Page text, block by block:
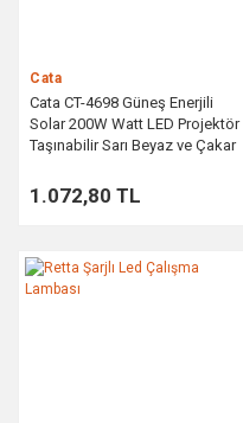
Cata
Cata CT-4698 Güneş Enerjili
Solar 200W Watt LED Projektör
Taşınabilir Sarı Beyaz ve Çakar
1.072,80 TL